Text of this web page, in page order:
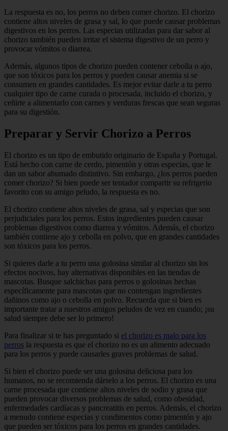
La respuesta es no, los perros no deben comer chorizo. El chorizo
contiene altos niveles de grasa y sal, lo que puede causar problemas
digestivos en los perros. Las especias utilizadas para dar sabor al
chorizo también pueden irritar el sistema digestivo de un perro y
provocar vómitos o diarrea.
Además, algunos tipos de chorizo pueden contener cebolla o ajo,
que son tóxicos para los perros y pueden causar anemia si se
consumen en grandes cantidades. Es mejor evitar darle a tu perro
cualquier tipo de carne curada o procesada, incluido el chorizo, y
ceñirte a alimentarlo con carnes y verduras frescas que sean seguras
para su digestión.
Preparar y Servir Chorizo a Perros
El chorizo es un tipo de embutido originario de España y Portugal.
Está hecho con carne de cerdo, pimentón y otras especias, que le
dan un sabor ahumado distintivo. Sin embargo, ¿los perros pueden
comer chorizo? Si bien puede ser tentador compartir su refrigerio
favorito con su amigo peludo, la respuesta es no.
El chorizo contiene altos niveles de grasa, sal y especias que son
perjudiciales para los perros. Estos ingredientes pueden causar
problemas digestivos como diarrea y vómitos. Además, el chorizo
también contiene ajo y cebolla en polvo, que en grandes cantidades
son tóxicos para los perros.
Si quieres darle a tu perro una golosina similar al chorizo sin los
efectos nocivos, hay alternativas disponibles en las tiendas de
mascotas. Busque salchichas para perros o golosinas hechas
específicamente para mascotas que no contengan ingredientes
dañinos como ajo o cebolla en polvo. Recuerda que si bien es
importante tratar a nuestros amigos peludos de vez en cuando; ¡su
salud siempre debe ser lo primero!
Para finalizar si te has preguntado si el chorizo es malo para los
perros la respuesta es que el chorizo no es un alimento adecuado
para los perros y puede causarles graves problemas de salud.
Si bien el chorizo puede ser una golosina deliciosa para los
humanos, no se recomienda dárselo a los perros. El chorizo es una
carne procesada que contiene altos niveles de sodio y grasa que
pueden provocar diversos problemas de salud, como obesidad,
enfermedades cardíacas y pancreatitis en perros. Además, el chorizo
a menudo contiene especias y condimentos como pimentón y ajo
que pueden ser tóxicos para los perros en grandes cantidades.